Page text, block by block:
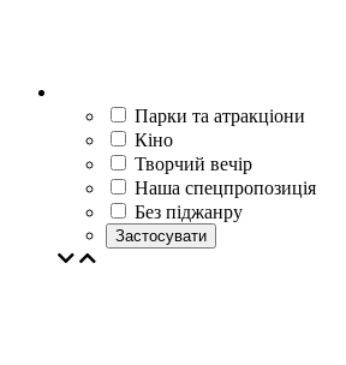
Парки та атракціони
Кіно
Творчий вечір
Наша спецпропозиція
Без піджанру
Застосувати